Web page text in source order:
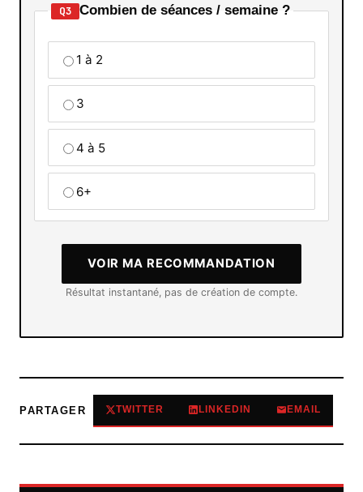
Q3 Combien de séances / semaine ?
1 à 2
3
4 à 5
6+
VOIR MA RECOMMANDATION
Résultat instantané, pas de création de compte.
PARTAGER TWITTER LINKEDIN EMAIL